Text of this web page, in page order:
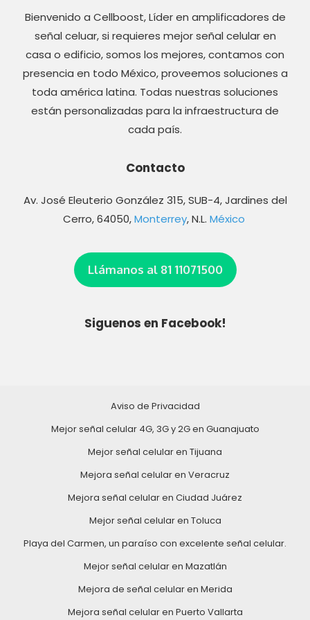
Bienvenido a Cellboost, Líder en amplificadores de
señal celuar, si requieres mejor señal celular en
casa o edificio, somos los mejores, contamos con
presencia en todo México, proveemos soluciones a
toda américa latina. Todas nuestras soluciones
están personalizadas para la infraestructura de
cada país.
Contacto
Av. José Eleuterio González 315, SUB-4, Jardines del
Cerro, 64050,Monterrey, N.L. México
Llámanos al 81 11071500
Siguenos en Facebook!
Aviso de Privacidad
Mejor señal celular 4G, 3G y 2G en Guanajuato
Mejor señal celular en Tijuana
Mejora señal celular en Veracruz
Mejora señal celular en Ciudad Juárez
Mejor señal celular en Toluca
Playa del Carmen, un paraíso con excelente señal celular.
Mejor señal celular en Mazatlán
Mejora de señal celular en Merida
Mejora señal celular en Puerto Vallarta